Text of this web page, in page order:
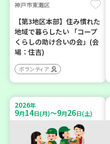
神戸市東灘区
【第3地区本部】住み慣れた
地域で暮らしたい 「コープ
くらしの助け合いの会」(会
場：住吉)
ボランティア
2026年
9月14日(月)～9月26日(土)